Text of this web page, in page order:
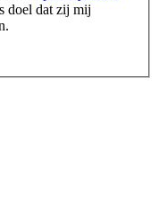
doel dat zij mij